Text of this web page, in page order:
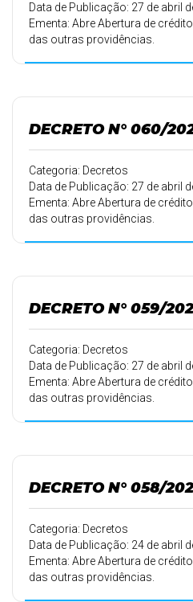
Data de Publicação: 27 de abril
Ementa: Abre Abertura de
das outras providências.
DECRETO N° 060/
Categoria: Decretos
Data de Publicação: 27 de abril
Ementa: Abre Abertura de
das outras providências.
DECRETO N° 059/
Categoria: Decretos
Data de Publicação: 27 de abril
Ementa: Abre Abertura de
das outras providências.
DECRETO N° 058/
Categoria: Decretos
Data de Publicação: 24 de abril
Ementa: Abre Abertura de
das outras providências.